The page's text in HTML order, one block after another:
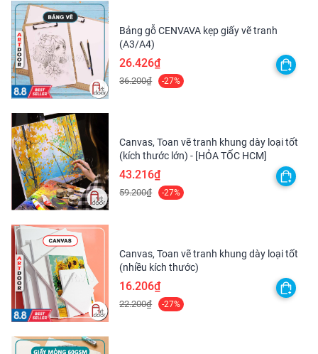
Bảng gỗ CENVAVA kẹp giấy vẽ tranh
(A3/A4)
26.426₫
36.200₫ -27%
Canvas, Toan vẽ tranh khung dày loại tốt
(kích thước lớn) - [HỎA TỐC HCM]
43.216₫
59.200₫ -27%
Canvas, Toan vẽ tranh khung dày loại tốt
(nhiều kích thước)
16.206₫
22.200₫ -27%